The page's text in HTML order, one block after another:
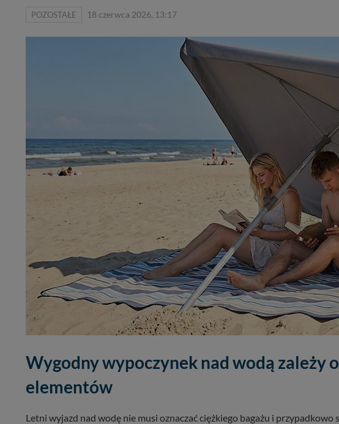
POZOSTAŁE 18 czerwca 2026, 13:17
Wygodny wypoczynek nad wodą zależy
elementów
Letni wyjazd nad wodę nie musi oznaczać ciężkiego bagażu i